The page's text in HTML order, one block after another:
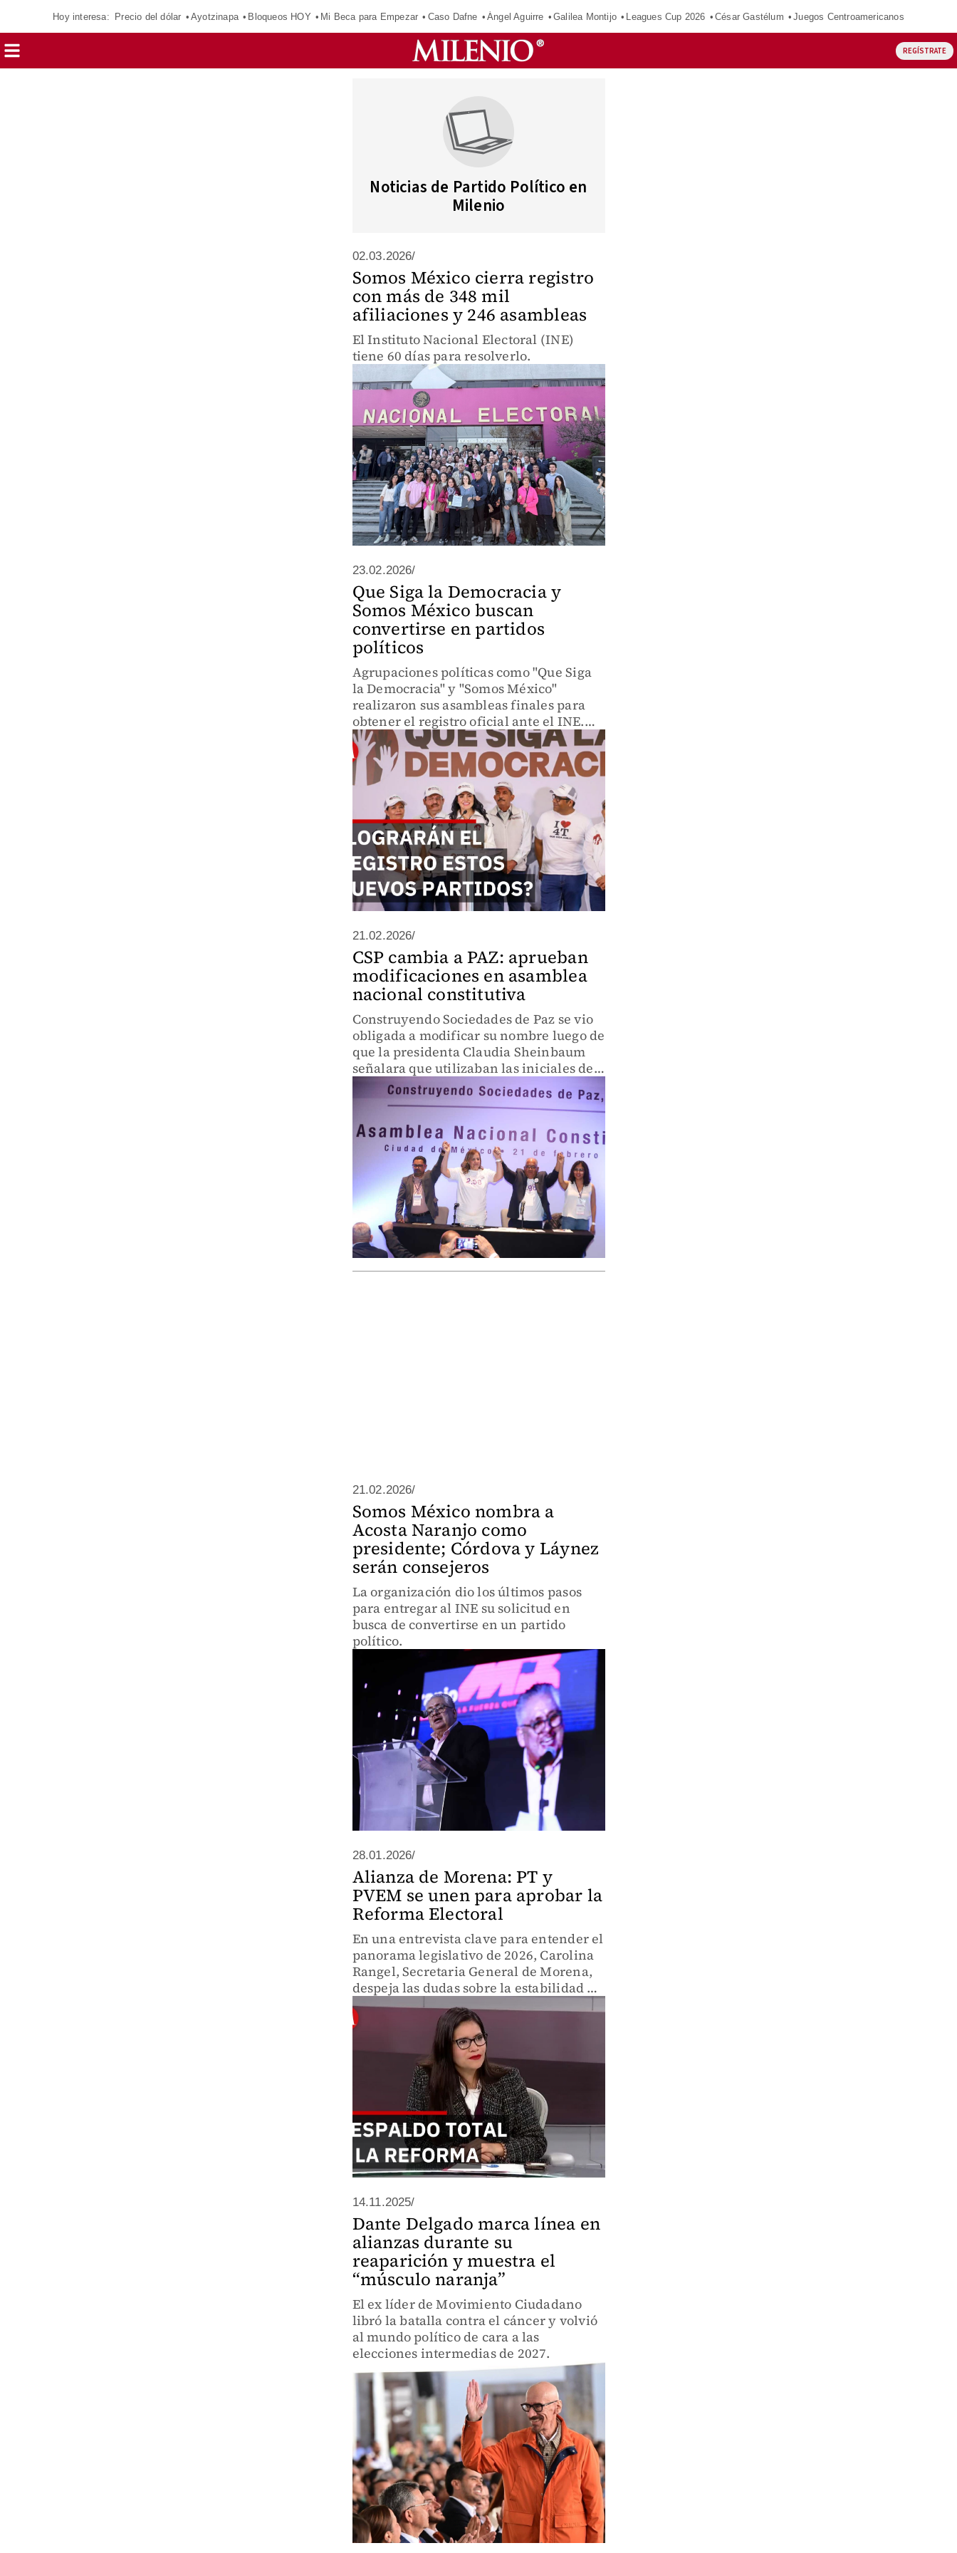
Hoy interesa: Precio del dólar Ayotzinapa Bloqueos HOY Mi Beca para Empezar Caso Dafne Ángel Aguirre Galilea Montijo Leagues Cup 2026 César Gastélum Juegos Centroamericanos
REGÍSTRATE
Noticias de Partido Político en
Milenio
02.03.2026/
Somos México cierra registro
con más de 348 mil
afiliaciones y 246 asambleas
El Instituto Nacional Electoral (INE)
tiene 60 días para resolverlo.
23.02.2026/
Que Siga la Democracia y
Somos México buscan
convertirse en partidos
políticos
Agrupaciones políticas como "Que Siga
la Democracia" y "Somos México"
realizaron sus asambleas finales para
obtener el registro oficial ante el INE.
Guadalupe Acosta Naranjo y Cecilia Soto
encabezan la propuesta opositora a la
4T.
21.02.2026/
CSP cambia a PAZ: aprueban
modificaciones en asamblea
nacional constitutiva
Construyendo Sociedades de Paz se vio
obligada a modificar su nombre luego de
que la presidenta Claudia Sheinbaum
señalara que utilizaban las iniciales de
su nombre.
21.02.2026/
Somos México nombra a
Acosta Naranjo como
presidente; Córdova y Láynez
serán consejeros
La organización dio los últimos pasos
para entregar al INE su solicitud en
busca de convertirse en un partido
político.
28.01.2026/
Alianza de Morena: PT y
PVEM se unen para aprobar la
Reforma Electoral
En una entrevista clave para entender el
panorama legislativo de 2026, Carolina
Rangel, Secretaria General de Morena,
despeja las dudas sobre la estabilidad de
la alianza. Tras semanas de
especulaciones sobre posibles fracturas
14.11.2025/
Dante Delgado marca línea en
alianzas durante su
reaparición y muestra el
“músculo naranja”
El ex líder de Movimiento Ciudadano
libró la batalla contra el cáncer y volvió
al mundo político de cara a las
elecciones intermedias de 2027.